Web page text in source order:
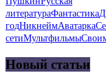
литератураФантастика
годНикнеймАватарка
сетиМультфильмы
Новый статьи